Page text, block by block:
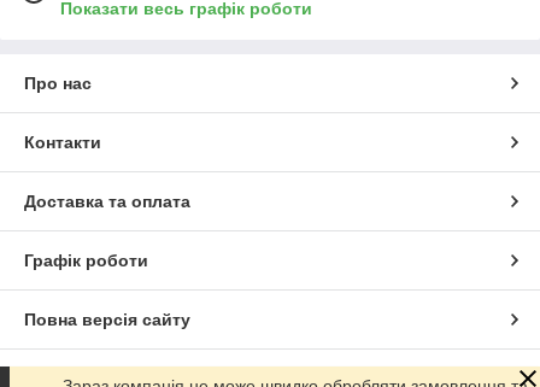
Показати весь графік роботи
Про нас
Контакти
Доставка та оплата
Графік роботи
Повна версія сайту
Сайт створено на маркетплейсіProm.ua